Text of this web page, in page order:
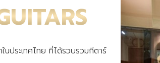
ประเทศไทย ที่ได้รวบรวมกีตาร์